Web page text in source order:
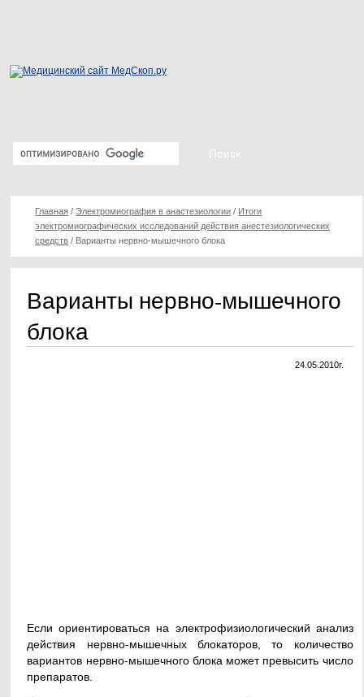
Главная /Электромиография в анастезиологии / Итоги
электромиографических исследований действия анестезиологических
средств / Варианты нервно-мышечного блока
Варианты нервно-мышечного
блока
24.05.2010г.
Если ориентироваться на электрофизиологический анализ
действия нервно-мышечных блокаторов, то количество
вариантов нервно-мышечного блока может превысить число
препаратов.